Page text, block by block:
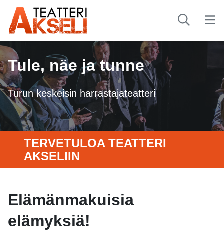
Tule, näe ja tunne
Turun keskeisin harrastajateatteri
TERVETULOA TEATTERI
AKSELIIN
Elämänmakuisia
elämyksiä!